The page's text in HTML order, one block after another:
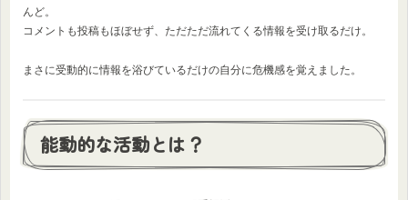
んど。
コメントも投稿もほぼせず、ただただ流れてくる情報を受け取るだけ。
まさに受動的に情報を浴びているだけの自分に危機感を覚えました。
能動的な活動とは？